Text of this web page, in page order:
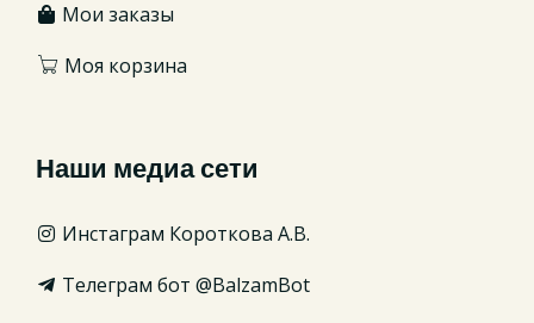
Мои заказы
Моя корзина
Наши медиа сети
Инстаграм Короткова А.В.
Телеграм бот @BalzamBot